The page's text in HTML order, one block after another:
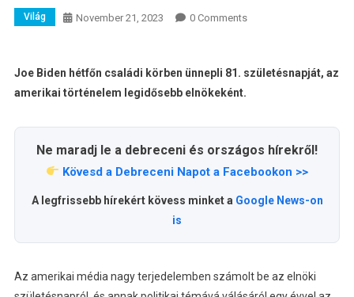
Világ November 21, 2023 0 Comments
Joe Biden hétfőn családi körben ünnepli 81. születésnapját, az
amerikai történelem legidősebb elnökeként.
Ne maradj le a debreceni és országos hírekről!
Kövesd a Debreceni Napot a Facebookon >>
A legfrissebb hírekért kövess minket a Google News-on
is
Az amerikai média nagy terjedelemben számolt be az elnöki